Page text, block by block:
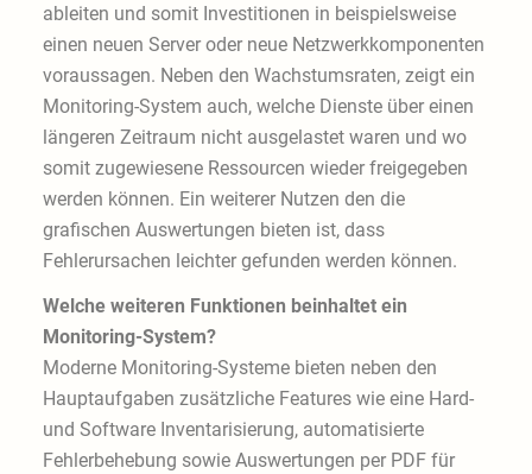
ableiten und somit Investitionen in beispielsweise
einen neuen Server oder neue Netzwerkkomponenten
voraussagen. Neben den Wachstumsraten, zeigt ein
Monitoring-System auch, welche Dienste über einen
längeren Zeitraum nicht ausgelastet waren und wo
somit zugewiesene Ressourcen wieder freigegeben
werden können. Ein weiterer Nutzen den die
grafischen Auswertungen bieten ist, dass
Fehlerursachen leichter gefunden werden können.
Welche weiteren Funktionen beinhaltet ein
Monitoring-System?
Moderne Monitoring-Systeme bieten neben den
Hauptaufgaben zusätzliche Features wie eine Hard-
und Software Inventarisierung, automatisierte
Fehlerbehebung sowie Auswertungen per PDF für